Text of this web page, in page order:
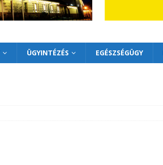
ÜGYINTÉZÉS EGÉSZSÉGÜGY